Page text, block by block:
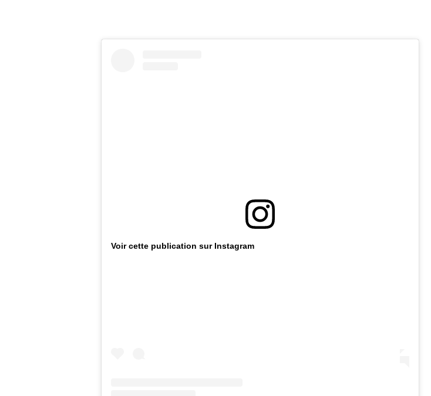
Voir cette publication sur Instagram